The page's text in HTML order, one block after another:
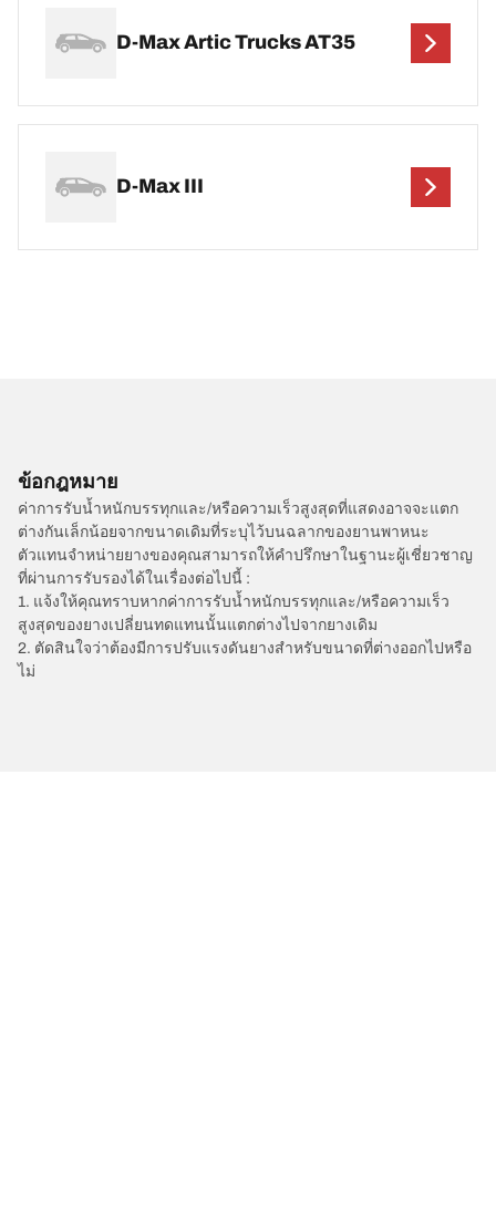
D-Max Artic Trucks AT35
D-Max III
ข้อกฎหมาย
ค่าการรับน้ำหนักบรรทุกและ/หรือความเร็วสูงสุดที่แสดงอาจจะแตก
ต่างกันเล็กน้อยจากขนาดเดิมที่ระบุไว้บนฉลากของยานพาหนะ
ตัวแทนจำหน่ายยางของคุณสามารถให้คำปรึกษาในฐานะผู้เชี่ยวชาญ
ที่ผ่านการรับรองได้ในเรื่องต่อไปนี้ :
1. แจ้งให้คุณทราบหากค่าการรับน้ำหนักบรรทุกและ/หรือความเร็ว
สูงสุดของยางเปลี่ยนทดแทนนั้นแตกต่างไปจากยางเดิม
2. ตัดสินใจว่าต้องมีการปรับแรงดันยางสำหรับขนาดที่ต่างออกไปหรือ
ไม่